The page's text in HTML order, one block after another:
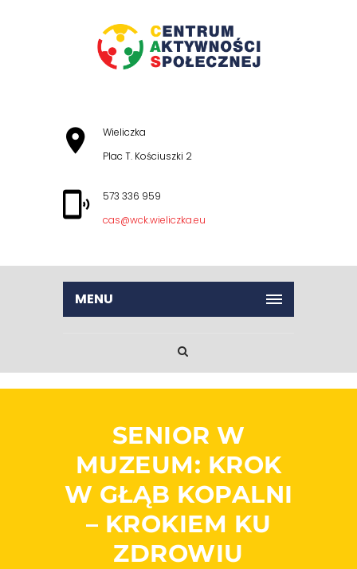
Wieliczka
Plac T. Kościuszki 2
573 336 959
cas@wck.wieliczka.eu
MENU
SENIOR W
MUZEUM: KROK
W GŁĄB KOPALNI
– KROKIEM KU
ZDROWIU